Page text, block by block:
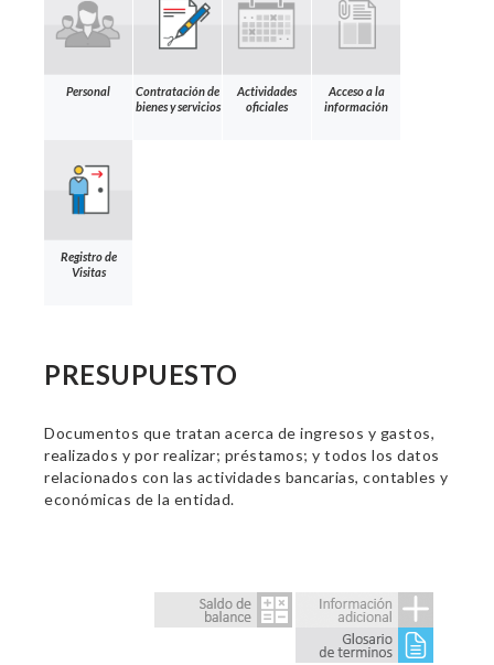
Personal
Contratación de
bienes y servicios
Actividades
oficiales
Acceso a la
información
Registro de
Visitas
PRESUPUESTO
Documentos que tratan acerca de ingresos y gastos,
realizados y por realizar; préstamos; y todos los datos
relacionados con las actividades bancarias, contables y
económicas de la entidad.